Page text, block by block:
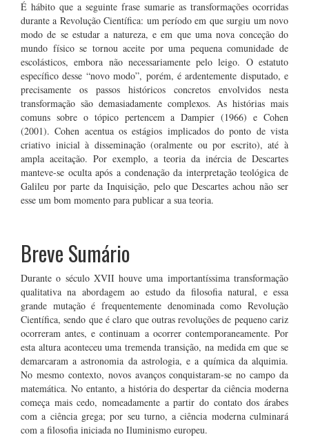
É hábito que a seguinte frase sumarie as transformações ocorridas
durante a Revolução Científica: um período em que surgiu um novo
modo de se estudar a natureza, e em que uma nova conceção do
mundo físico se tornou aceite por uma pequena comunidade de
escolásticos, embora não necessariamente pelo leigo. O estatuto
específico desse “novo modo”, porém, é ardentemente disputado, e
precisamente os passos históricos concretos envolvidos nesta
transformação são demasiadamente complexos. As histórias mais
comuns sobre o tópico pertencem a Dampier (1966) e Cohen
(2001). Cohen acentua os estágios implicados do ponto de vista
criativo inicial à disseminação (oralmente ou por escrito), até à
ampla aceitação. Por exemplo, a teoria da inércia de Descartes
manteve-se oculta após a condenação da interpretação teológica de
Galileu por parte da Inquisição, pelo que Descartes achou não ser
esse um bom momento para publicar a sua teoria.
Breve Sumário
Durante o século XVII houve uma importantíssima transformação
qualitativa na abordagem ao estudo da filosofia natural, e essa
grande mutação é frequentemente denominada como Revolução
Científica, sendo que é claro que outras revoluções de pequeno cariz
ocorreram antes, e continuam a ocorrer contemporaneamente. Por
esta altura aconteceu uma tremenda transição, na medida em que se
demarcaram a astronomia da astrologia, e a química da alquimia.
No mesmo contexto, novos avanços conquistaram-se no campo da
matemática. No entanto, a história do despertar da ciência moderna
começa mais cedo, nomeadamente a partir do contato dos árabes
com a ciência grega; por seu turno, a ciência moderna culminará
com a filosofia iniciada no Iluminismo europeu.